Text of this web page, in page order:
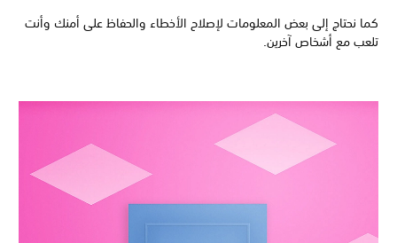
كما نحتاج إلى بعض المعلومات لإصلاح الأخطاء والحفاظ على أمنك وأنت
تلعب مع أشخاص آخرين.